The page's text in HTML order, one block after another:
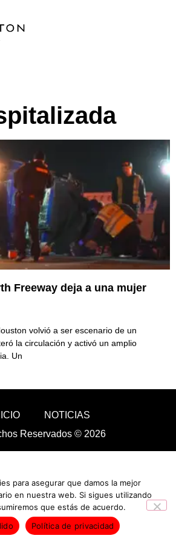
Freeway deja a una mujer
volvió a ser escenario de un
la circulación y activó un amplio
Un
NOTICIAS
Reservados © 2026
para asegurar que damos la mejor
en nuestra web. Si sigues utilizando
que estás de acuerdo.
Política de privacidad